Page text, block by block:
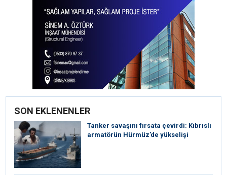
SON EKLENENLER
Tanker savaşını fırsata çevirdi: Kıbrıslı
armatörün Hürmüz’de yükselişi